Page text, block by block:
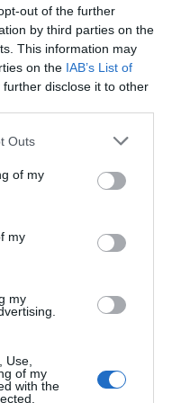
out of the further
by third parties on the
This information may
on the IAB’s List of
further disclose it to other
Outs
of my
my
my
Use,
of my
with the
700.000
sigue
la sesión del